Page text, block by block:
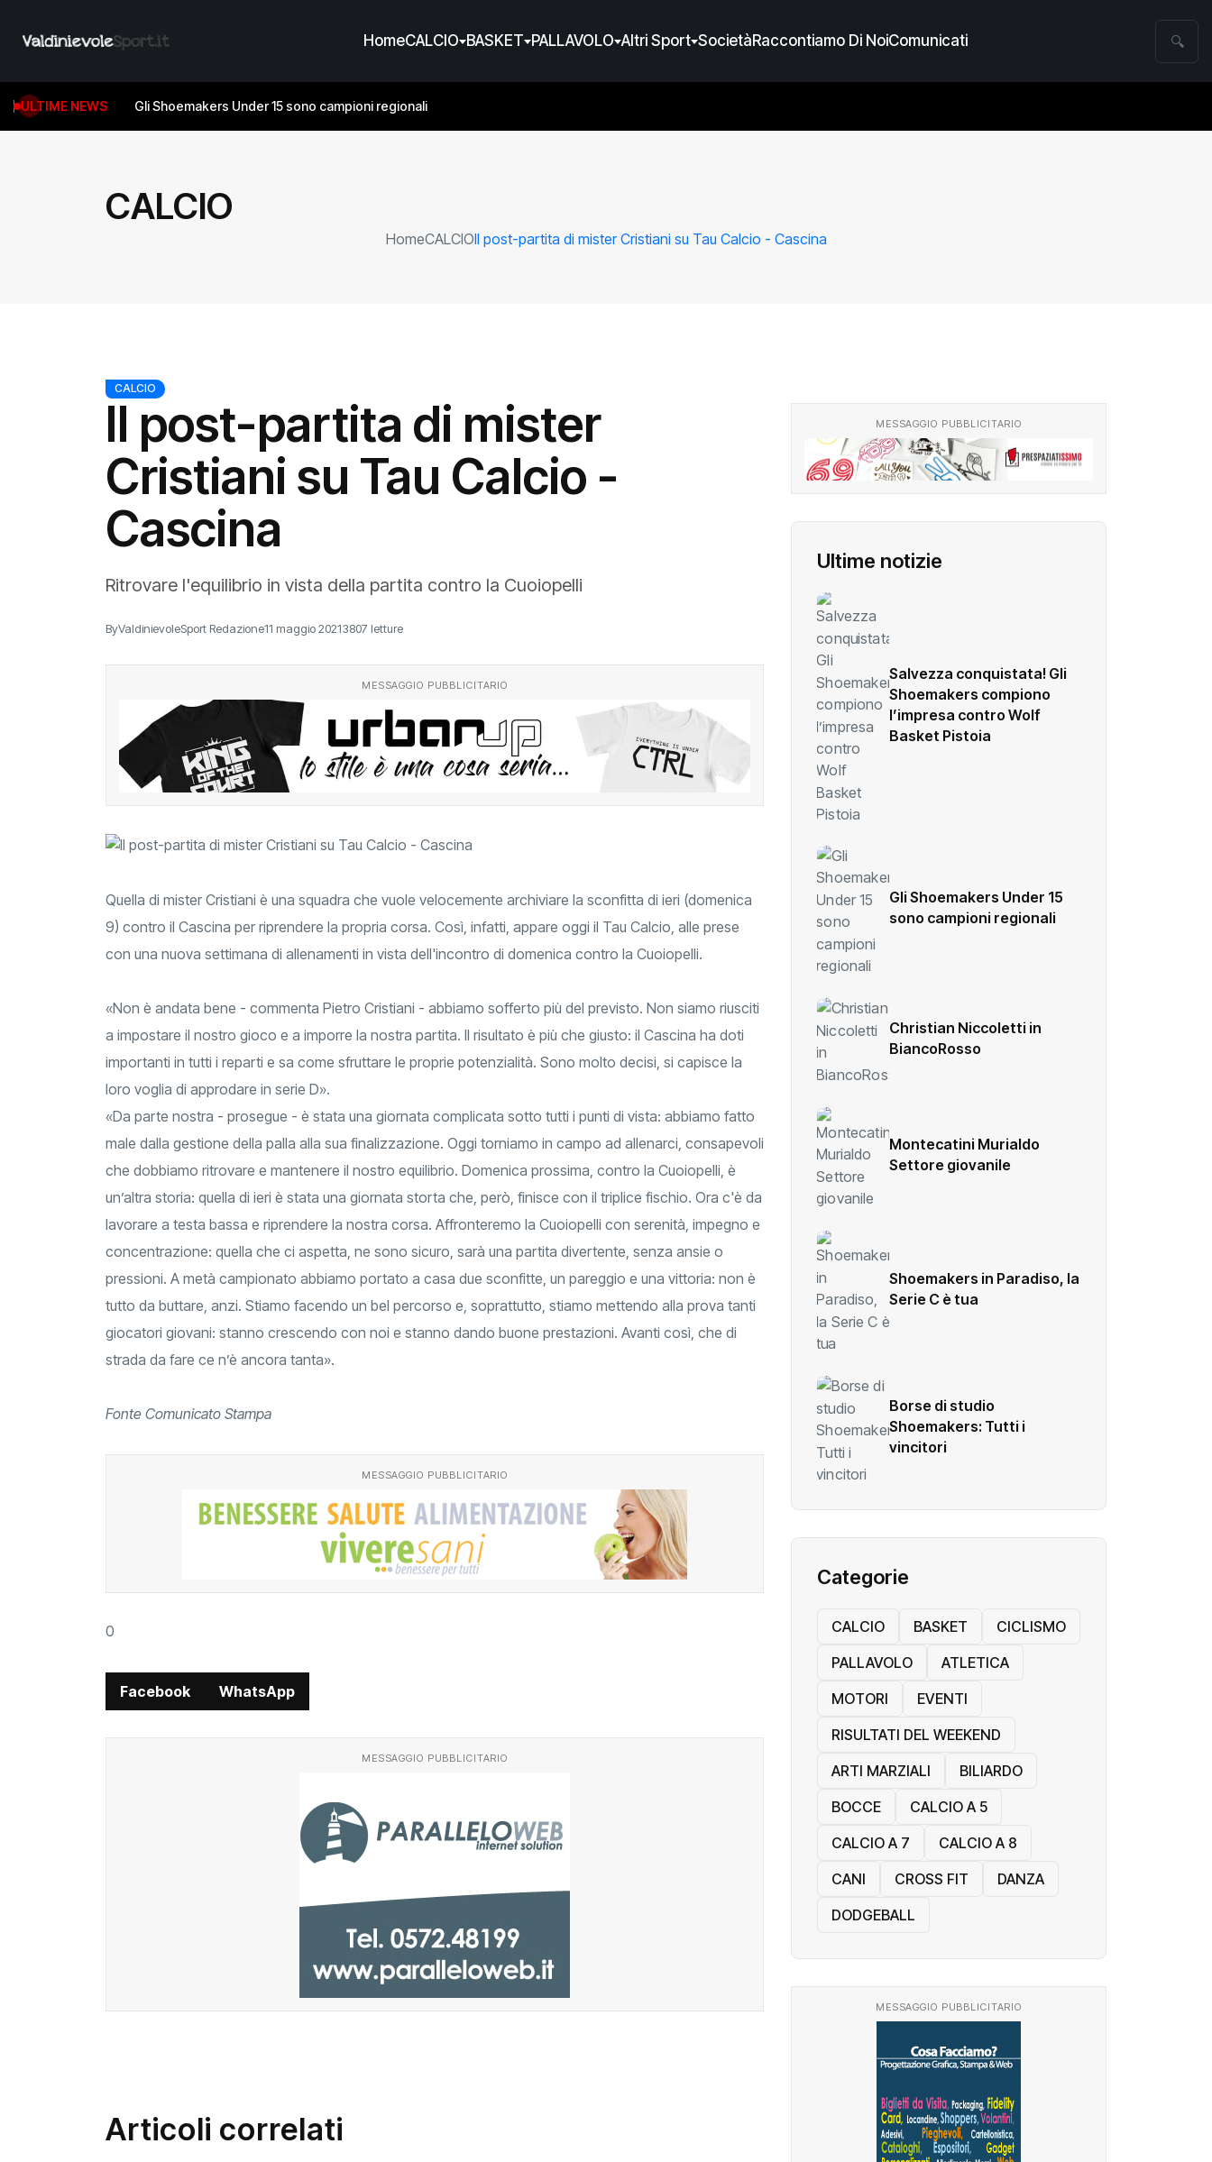
HomeCALCIO BASKET PALLAVOLO Altri Sport SocietàRaccontiamo Di NoiComunicati 🔍
ULTIME NEWS Gli Shoemakers Under 15 sono campioni regionali
CALCIO
HomeCALCIOIl post-partita di mister Cristiani su Tau Calcio - Cascina
CALCIO
Il post-partita di mister
Cristiani su Tau Calcio -
Cascina
Ritrovare l'equilibrio in vista della partita contro la Cuoiopelli
ByValdinievoleSport Redazione11 maggio 20213807 letture
MESSAGGIO PUBBLICITARIO
Quella di mister Cristiani è una squadra che vuole velocemente archiviare la sconfitta di ieri (domenica
9) contro il Cascina per riprendere la propria corsa. Così, infatti, appare oggi il Tau Calcio, alle prese
con una nuova settimana di allenamenti in vista dell'incontro di domenica contro la Cuoiopelli.
«Non è andata bene - commenta Pietro Cristiani - abbiamo sofferto più del previsto. Non siamo riusciti
a impostare il nostro gioco e a imporre la nostra partita. Il risultato è più che giusto: il Cascina ha doti
importanti in tutti i reparti e sa come sfruttare le proprie potenzialità. Sono molto decisi, si capisce la
loro voglia di approdare in serie D».
«Da parte nostra - prosegue - è stata una giornata complicata sotto tutti i punti di vista: abbiamo fatto
male dalla gestione della palla alla sua finalizzazione. Oggi torniamo in campo ad allenarci, consapevoli
che dobbiamo ritrovare e mantenere il nostro equilibrio. Domenica prossima, contro la Cuoiopelli, è
un’altra storia: quella di ieri è stata una giornata storta che, però, finisce con il triplice fischio. Ora c'è da
lavorare a testa bassa e riprendere la nostra corsa. Affronteremo la Cuoiopelli con serenità, impegno e
concentrazione: quella che ci aspetta, ne sono sicuro, sarà una partita divertente, senza ansie o
pressioni. A metà campionato abbiamo portato a casa due sconfitte, un pareggio e una vittoria: non è
tutto da buttare, anzi. Stiamo facendo un bel percorso e, soprattutto, stiamo mettendo alla prova tanti
giocatori giovani: stanno crescendo con noi e stanno dando buone prestazioni. Avanti così, che di
strada da fare ce n’è ancora tanta».
Fonte Comunicato Stampa
MESSAGGIO PUBBLICITARIO
0
Facebook WhatsApp
MESSAGGIO PUBBLICITARIO
Articoli correlati
MESSAGGIO PUBBLICITARIO
Ultime notizie
Salvezza conquistata! Gli
Shoemakers compiono
l’impresa contro Wolf
Basket Pistoia
Gli Shoemakers Under 15
sono campioni regionali
Christian Niccoletti in
BiancoRosso
Montecatini Murialdo
Settore giovanile
Shoemakers in Paradiso, la
Serie C è tua
Borse di studio
Shoemakers: Tutti i
vincitori
Categorie
CALCIO BASKET
CICLISMO
PALLAVOLO
ATLETICA
MOTORI
EVENTI
RISULTATI DEL WEEKEND
ARTI MARZIALI
BILIARDO
BOCCE
CALCIO A 5
CALCIO A 7
CALCIO A 8
CANI
CROSS FIT
DANZA
DODGEBALL
MESSAGGIO PUBBLICITARIO